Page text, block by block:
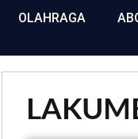
OLAHRAGA